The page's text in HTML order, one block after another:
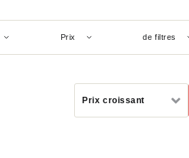
Prix de filtres
Prix croissant